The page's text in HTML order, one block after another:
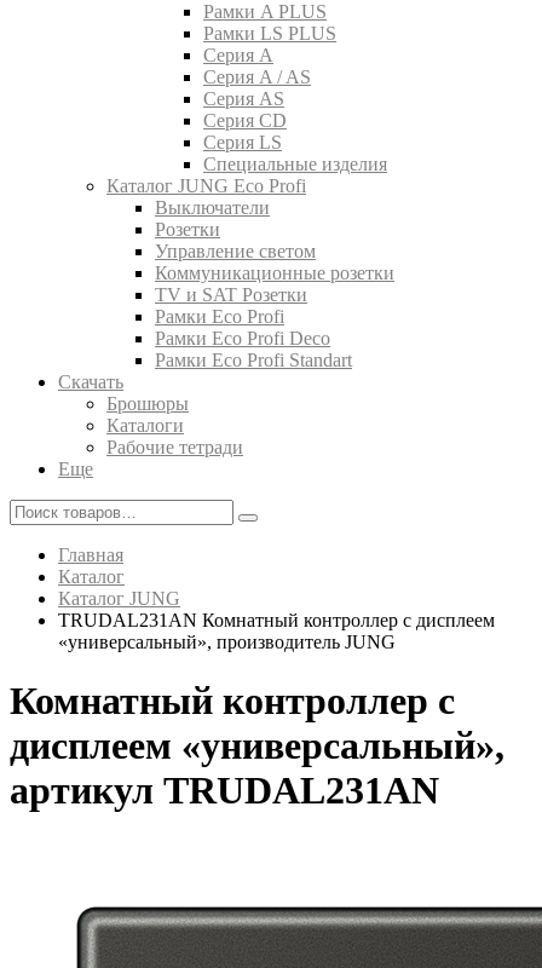
Рамки A PLUS
Рамки LS PLUS
Серия A
Серия A / AS
Серия AS
Серия CD
Серия LS
Специальные изделия
Каталог JUNG Eco Profi
Выключатели
Розетки
Управление светом
Коммуникационные розетки
TV и SAT Розетки
Рамки Eco Profi
Рамки Eco Profi Deco
Рамки Eco Profi Standart
Скачать
Брошюры
Каталоги
Рабочие тетради
Еще
Главная
Каталог
Каталог JUNG
TRUDAL231AN Комнатный контроллер с дисплеем
«универсальный», производитель JUNG
Комнатный контроллер с
дисплеем «универсальный»,
артикул TRUDAL231AN